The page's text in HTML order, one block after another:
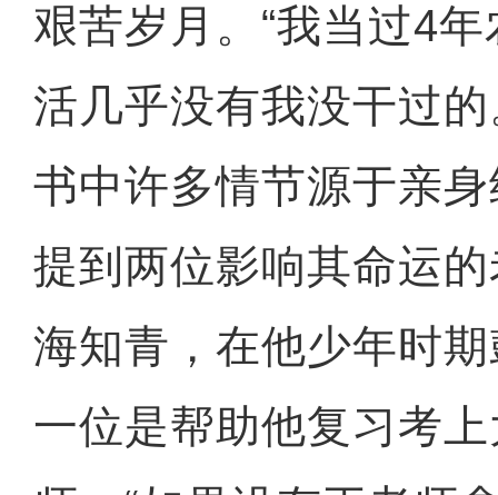
艰苦岁月。“我当过4
活几乎没有我没干过
书中许多情节源于亲
提到两位影响其命运
海知青，在他少年时
一位是帮助他复习考